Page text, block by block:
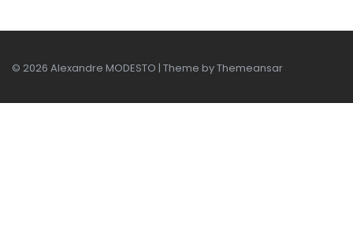
© 2026 Alexandre MODESTO | Theme byThemeansar